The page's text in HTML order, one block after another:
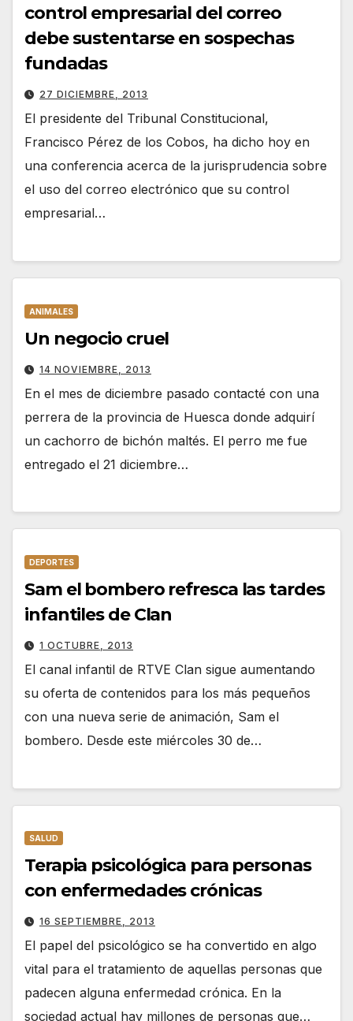
control empresarial del correo
debe sustentarse en sospechas
fundadas
27 DICIEMBRE, 2013
El presidente del Tribunal Constitucional,
Francisco Pérez de los Cobos, ha dicho hoy en
una conferencia acerca de la jurisprudencia sobre
el uso del correo electrónico que su control
empresarial…
ANIMALES
Un negocio cruel
14 NOVIEMBRE, 2013
En el mes de diciembre pasado contacté con una
perrera de la provincia de Huesca donde adquirí
un cachorro de bichón maltés. El perro me fue
entregado el 21 diciembre…
DEPORTES
Sam el bombero refresca las tardes
infantiles de Clan
1 OCTUBRE, 2013
El canal infantil de RTVE Clan sigue aumentando
su oferta de contenidos para los más pequeños
con una nueva serie de animación, Sam el
bombero. Desde este miércoles 30 de…
SALUD
Terapia psicológica para personas
con enfermedades crónicas
16 SEPTIEMBRE, 2013
El papel del psicológico se ha convertido en algo
vital para el tratamiento de aquellas personas que
padecen alguna enfermedad crónica. En la
sociedad actual hay millones de personas que…